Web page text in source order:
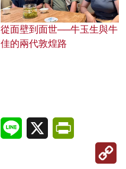
從面壁到面世──牛玉生與牛
佳的兩代敦煌路
LinkedInLine X